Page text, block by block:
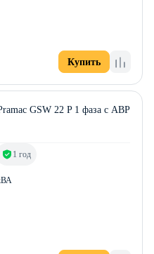
Купить
GSW 22 P 1 фаза с АВР
1 год